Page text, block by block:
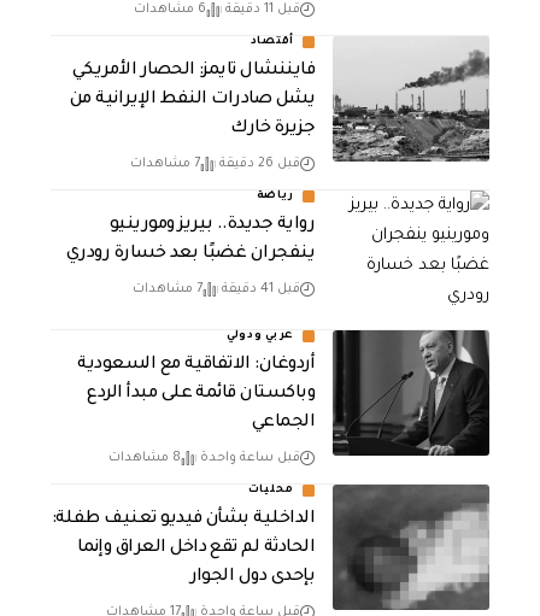
قبل 11 دقيقة 6 مشاهدات
أقتصاد
فايننشال تايمز: الحصار الأمريكي
يشل صادرات النفط الإيرانية من
جزيرة خارك
قبل 26 دقيقة 7 مشاهدات
رياضة
رواية جديدة.. بيريز ومورينيو
ينفجران غضبًا بعد خسارة رودري
قبل 41 دقيقة 7 مشاهدات
عربي ودولي
أردوغان: الاتفاقية مع السعودية
وباكستان قائمة على مبدأ الردع
الجماعي
قبل ساعة واحدة 8 مشاهدات
محليات
الداخلية بشأن فيديو تعنيف طفلة:
الحادثة لم تقع داخل العراق وإنما
بإحدى دول الجوار
قبل ساعة واحدة 17 مشاهدات